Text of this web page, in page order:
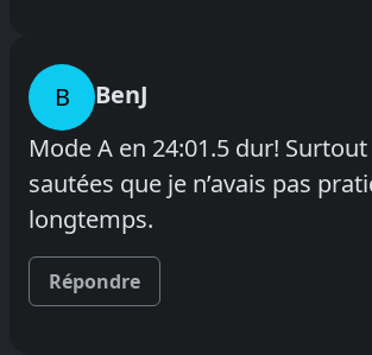
B
BenJ
Mode A en 24:01.5 dur!
sautées que je n’avais pas
longtemps.
Répondre